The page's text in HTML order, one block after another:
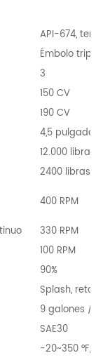
API-674,
Émbolo
3
150 CV
190 CV
4,5 pulgadas
12.000 libras
2400 libras /
400 RPM
330 RPM
100 RPM
90%
Splash,
9 galones /
SAE30
-20~350 °F/-